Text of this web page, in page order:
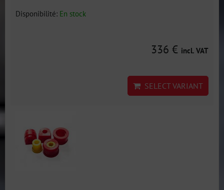
Disponibilité: En stock
336 € incl. VAT
SELECT VARIANT